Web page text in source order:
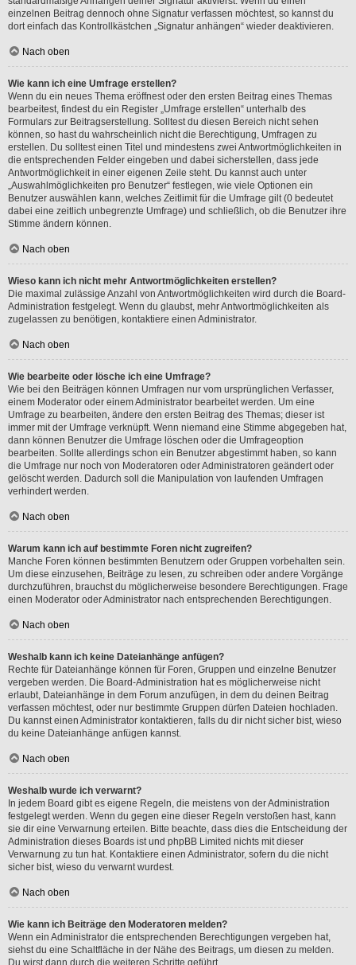
einzelnen Beitrag dennoch ohne Signatur verfassen möchtest, so kannst du
dort einfach das Kontrollkästchen „Signatur anhängen“ wieder deaktivieren.
Nach oben
Wie kann ich eine Umfrage erstellen?
Wenn du ein neues Thema eröffnest oder den ersten Beitrag eines Themas
bearbeitest, findest du ein Register „Umfrage erstellen“ unterhalb des
Formulars zur Beitragserstellung. Solltest du diesen Bereich nicht sehen
können, so hast du wahrscheinlich nicht die Berechtigung, Umfragen zu
erstellen. Du solltest einen Titel und mindestens zwei Antwortmöglichkeiten in
die entsprechenden Felder eingeben und dabei sicherstellen, dass jede
Antwortmöglichkeit in einer eigenen Zeile steht. Du kannst auch unter
„Auswahlmöglichkeiten pro Benutzer“ festlegen, wie viele Optionen ein
Benutzer auswählen kann, welches Zeitlimit für die Umfrage gilt (0 bedeutet
dabei eine zeitlich unbegrenzte Umfrage) und schließlich, ob die Benutzer ihre
Stimme ändern können.
Nach oben
Wieso kann ich nicht mehr Antwortmöglichkeiten erstellen?
Die maximal zulässige Anzahl von Antwortmöglichkeiten wird durch die Board-
Administration festgelegt. Wenn du glaubst, mehr Antwortmöglichkeiten als
zugelassen zu benötigen, kontaktiere einen Administrator.
Nach oben
Wie bearbeite oder lösche ich eine Umfrage?
Wie bei den Beiträgen können Umfragen nur vom ursprünglichen Verfasser,
einem Moderator oder einem Administrator bearbeitet werden. Um eine
Umfrage zu bearbeiten, ändere den ersten Beitrag des Themas; dieser ist
immer mit der Umfrage verknüpft. Wenn niemand eine Stimme abgegeben hat,
dann können Benutzer die Umfrage löschen oder die Umfrageoption
bearbeiten. Sollte allerdings schon ein Benutzer abgestimmt haben, so kann
die Umfrage nur noch von Moderatoren oder Administratoren geändert oder
gelöscht werden. Dadurch soll die Manipulation von laufenden Umfragen
verhindert werden.
Nach oben
Warum kann ich auf bestimmte Foren nicht zugreifen?
Manche Foren können bestimmten Benutzern oder Gruppen vorbehalten sein.
Um diese einzusehen, Beiträge zu lesen, zu schreiben oder andere Vorgänge
durchzuführen, brauchst du möglicherweise besondere Berechtigungen. Frage
einen Moderator oder Administrator nach entsprechenden Berechtigungen.
Nach oben
Weshalb kann ich keine Dateianhänge anfügen?
Rechte für Dateianhänge können für Foren, Gruppen und einzelne Benutzer
vergeben werden. Die Board-Administration hat es möglicherweise nicht
erlaubt, Dateianhänge in dem Forum anzufügen, in dem du deinen Beitrag
verfassen möchtest, oder nur bestimmte Gruppen dürfen Dateien hochladen.
Du kannst einen Administrator kontaktieren, falls du dir nicht sicher bist, wieso
du keine Dateianhänge anfügen kannst.
Nach oben
Weshalb wurde ich verwarnt?
In jedem Board gibt es eigene Regeln, die meistens von der Administration
festgelegt werden. Wenn du gegen eine dieser Regeln verstoßen hast, kann
sie dir eine Verwarnung erteilen. Bitte beachte, dass dies die Entscheidung der
Administration dieses Boards ist und phpBB Limited nichts mit dieser
Verwarnung zu tun hat. Kontaktiere einen Administrator, sofern du die nicht
sicher bist, wieso du verwarnt wurdest.
Nach oben
Wie kann ich Beiträge den Moderatoren melden?
Wenn ein Administrator die entsprechenden Berechtigungen vergeben hat,
siehst du eine Schaltfläche in der Nähe des Beitrags, um diesen zu melden.
Du wirst dann durch die weiteren Schritte geführt.